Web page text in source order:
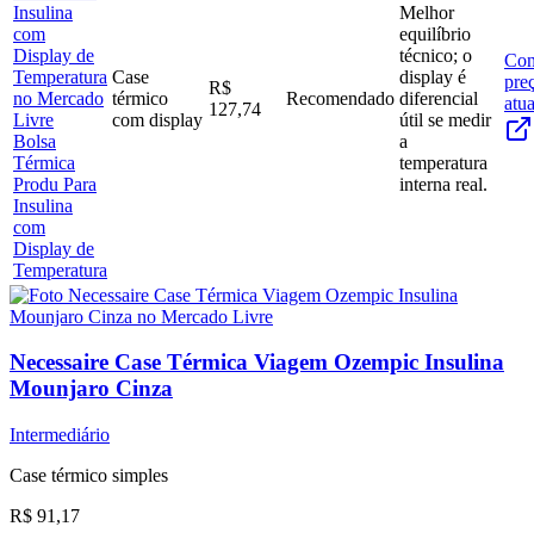
Bolsa
Térmica
Produ Para
Insulina
com
Display de
Temperatura
Case
térmico
com display
R$
127,74
Recomendado
Melhor
equilíbrio
técnico; o
display é
diferencial
útil se medir
a
temperatura
interna real.
Necessaire Case Térmica Viagem Ozempic Insulina
Mounjaro Cinza
Intermediário
Case térmico simples
R$ 91,17